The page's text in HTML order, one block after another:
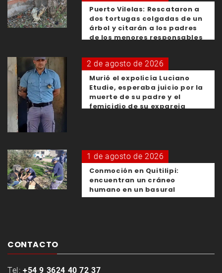
Puerto Vilelas: Rescataron a
dos tortugas colgadas de un
árbol y citarán a los padres
de los menores responsables
2 de agosto de 2026
Murió el expolicía Luciano
Etudie, esperaba juicio por la
muerte de su padre y el
femicidio de su expareja
1 de agosto de 2026
Conmoción en Quitilipi:
encuentran un cráneo
humano en un basural
CONTACTO
Tel: +54 9 3624 40 72 37